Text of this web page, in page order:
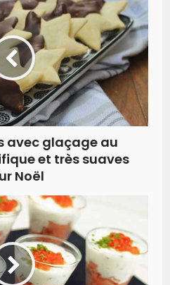
avec glaçage au
et très suaves
Noël